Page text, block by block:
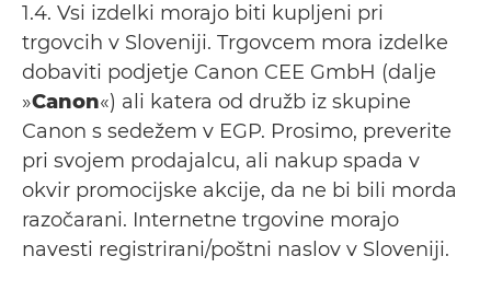
1.4. Vsi izdelki morajo biti kupljeni pri
trgovcih v Sloveniji. Trgovcem mora izdelke
dobaviti podjetje Canon CEE GmbH (dalje
»Canon«) ali katera od družb iz skupine
Canon s sedežem v EGP. Prosimo, preverite
pri svojem prodajalcu, ali nakup spada v
okvir promocijske akcije, da ne bi bili morda
razočarani. Internetne trgovine morajo
navesti registrirani/poštni naslov v Sloveniji.